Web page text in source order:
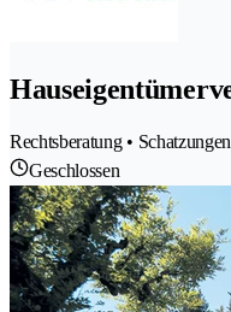
Rechtsberatung •
Geschlossen